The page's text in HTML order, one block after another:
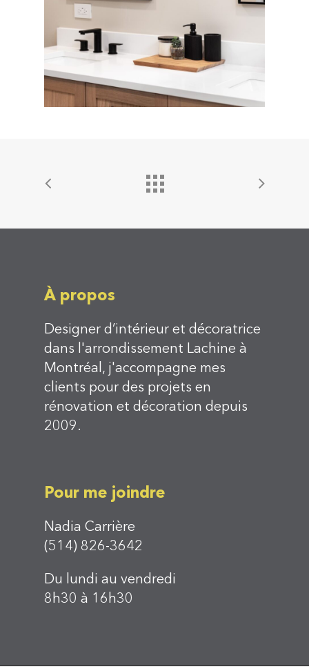
À propos
Designer d’intérieur et décoratrice
dans l'arrondissement Lachine à
Montréal, j'accompagne mes
clients pour des projets en
rénovation et décoration depuis
2009.
Pour me joindre
Nadia Carrière
(514) 826-3642
Du lundi au vendredi
8h30 à 16h30